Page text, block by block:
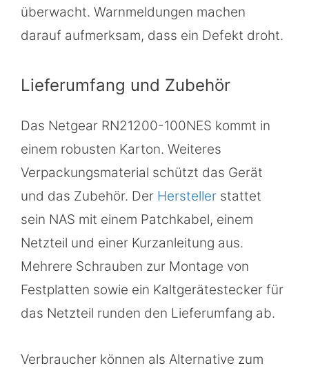
überwacht. Warnmeldungen machen
darauf aufmerksam, dass ein Defekt droht.
Lieferumfang und Zubehör
Das Netgear RN21200-100NES kommt in
einem robusten Karton. Weiteres
Verpackungsmaterial schützt das Gerät
und das Zubehör. Der Hersteller stattet
sein NAS mit einem Patchkabel, einem
Netzteil und einer Kurzanleitung aus.
Mehrere Schrauben zur Montage von
Festplatten sowie ein Kaltgerätestecker für
das Netzteil runden den Lieferumfang ab.
Verbraucher können als Alternative zum